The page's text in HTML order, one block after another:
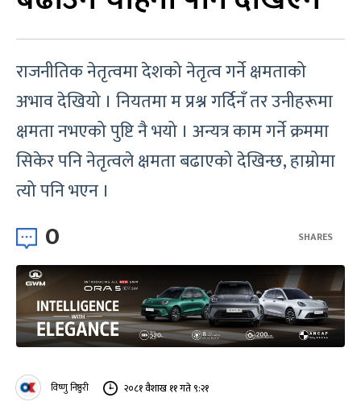
राजनीतिक नेतृत्वमा देशको नेतृत्व गर्ने क्षमताको
अभाव देखियो । नियतमा म प्रश्न गर्दिनँ तर उनीहरूमा
क्षमता नभएको पुष्टि नै भयो । अन्यत्र काम गर्ने क्रममा
सिकेर पनि नेतृत्वले क्षमता बढाएको देखिन्छ, हाम्रोमा
त्यो पनि भएन ।
0 SHARES
विष्णु निष्ठुरी २०८१ वैशाख ११ गते ९:२१